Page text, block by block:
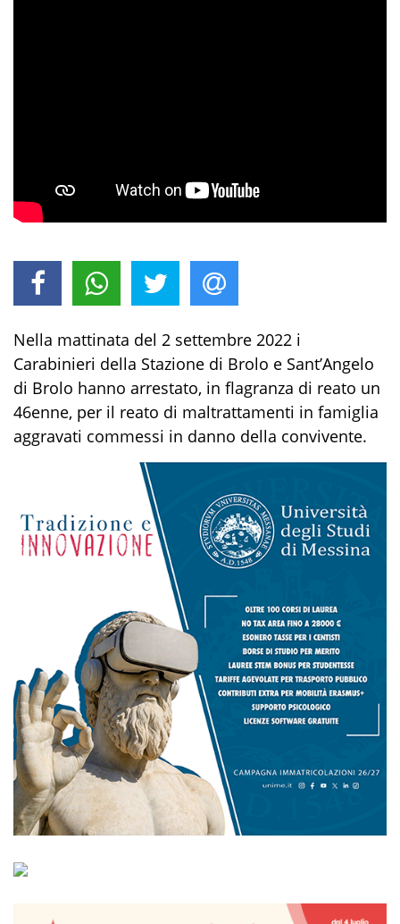
Nella mattinata del 2 settembre 2022 i
Carabinieri della Stazione di Brolo e Sant’Angelo
di Brolo hanno arrestato, in flagranza di reato un
46enne, per il reato di maltrattamenti in famiglia
aggravati commessi in danno della convivente.